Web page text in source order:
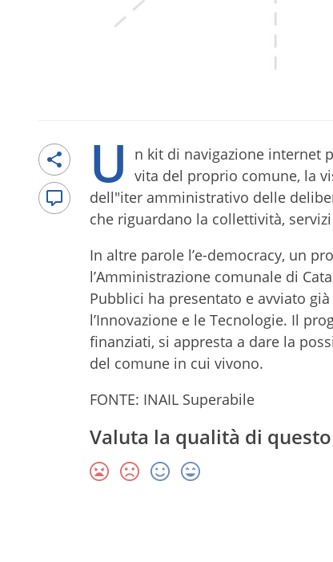
U
n kit di navigazione internet
vita del proprio comune, la
dell"iter amministrativo delle
che riguardano la collettività,
In altre parole l’e-democracy, un
l’Amministrazione comunale di
Pubblici ha presentato e avviato
l’Innovazione e le Tecnologie. Il
finanziati, si appresta a dare la
del comune in cui vivono.
FONTE: INAIL Superabile
Valuta la qualità di